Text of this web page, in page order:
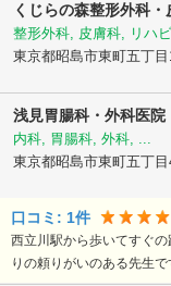
くじらの森整形外科・
整形外科, 皮膚科, リハ
東京都昭島市東町五丁
浅見胃腸科・外科医院
内科, 胃腸科, 外科, ...
東京都昭島市東町五丁
口コミ: 1件
西立川駅から歩いてすぐ
りの頼りがいのある先生